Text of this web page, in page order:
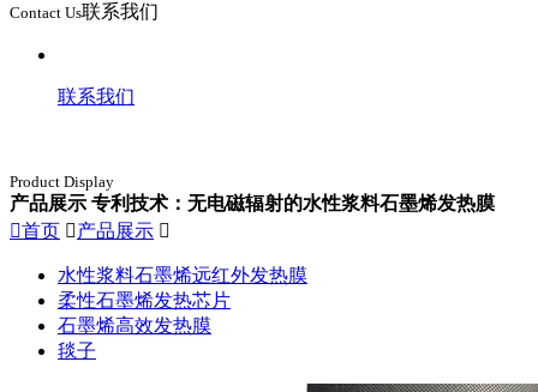
Contact Us联系我们
联系我们
Product Display
产品展示 专利技术：无电磁辐射的水性浆料石墨烯发热膜
首页 产品展示 
水性浆料石墨烯远红外发热膜
柔性石墨烯发热芯片
石墨烯高效发热膜
毯子